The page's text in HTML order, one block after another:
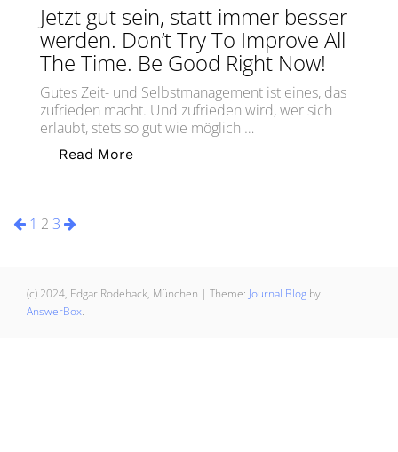
Jetzt gut sein, statt immer besser
werden. Don’t Try To Improve All
The Time. Be Good Right Now!
Gutes Zeit- und Selbstmanagement ist eines, das
zufrieden macht. Und zufrieden wird, wer sich
erlaubt, stets so gut wie möglich …
Read More„Jetzt gut sein, statt immer besser
Seitennummerierung
Beiträge
1 2 3
(c) 2024, Edgar Rodehack, München | Theme: Journal Blog by
AnswerBox.